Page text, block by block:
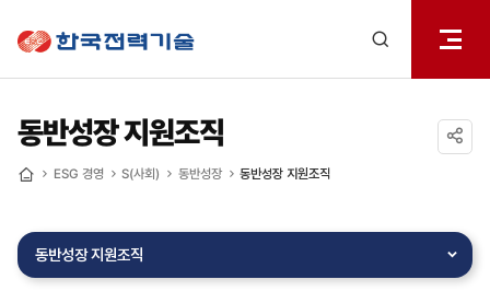
열기
동반성장 지원조직
ESG 경영 S(사회) 동반성장 동반성장 지원조직
동반성장 지원조직